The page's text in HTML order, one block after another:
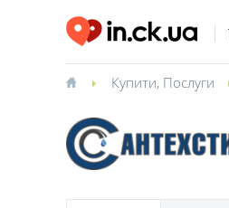
Купити, Послуги